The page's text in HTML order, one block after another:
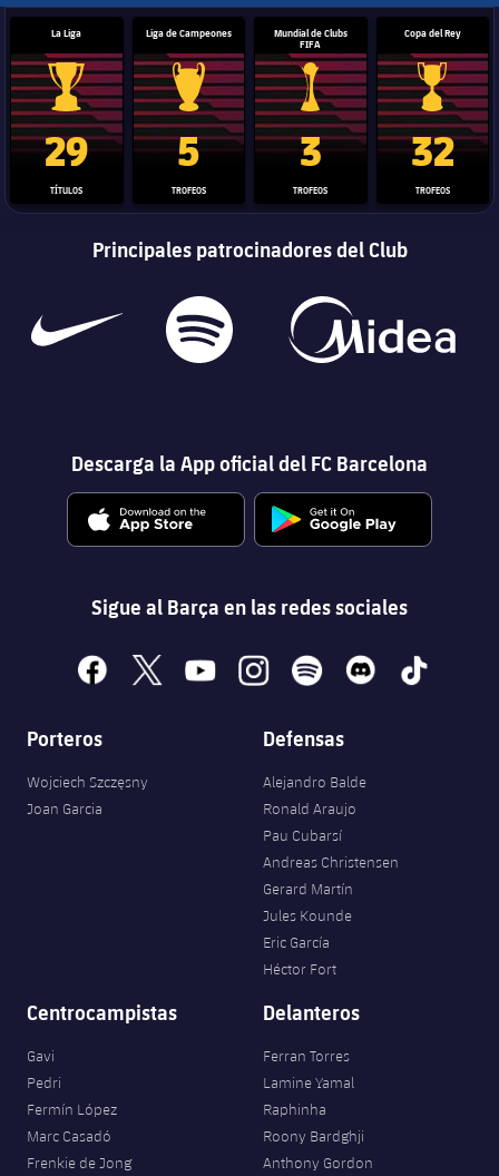
La Liga
Trofeo de La Liga
29
TÍTULOS
Liga de Campeones
Trofeo de la Liga de Campeones
5
TROFEOS
Mundial de Clubs
FIFA
Trofeo del Mundial de
3
TROFEOS
Copa del Rey
Copa del
32
TROFEOS
Principales patrocinadores del Club
Descarga la App oficial del FC Barcelona
Sigue al Barça en las redes sociales
facebook
x youtubeinstagramspotify discord tiktok
Porteros
Wojciech Szczęsny
Joan Garcia
Defensas
Alejandro Balde
Ronald Araujo
Pau Cubarsí
Andreas Christensen
Gerard Martín
Jules Kounde
Eric García
Héctor Fort
Centrocampistas
Gavi
Pedri
Fermín López
Marc Casadó
Frenkie de Jong
Delanteros
Ferran Torres
Lamine Yamal
Raphinha
Roony Bardghji
Anthony Gordon